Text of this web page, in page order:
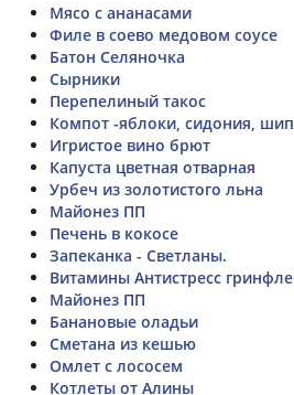
Мясо с ананасами
Филе в соево медовом соусе
Батон Селяночка
Сырники
Перепелиный такос
Компот -яблоки, сидония,
Игристое вино брют
Капуста цветная отварная
Урбеч из золотистого льна
Майонез ПП
Печень в кокосе
Запеканка - Светланы.
Витамины Антистресс
Майонез ПП
Банановые оладьи
Сметана из кешью
Омлет с лососем
Котлеты от Алины